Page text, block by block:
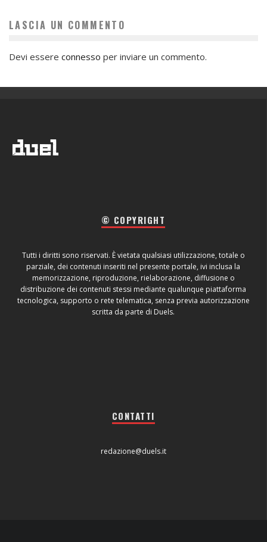
LASCIA UN COMMENTO
Devi essere connesso per inviare un commento.
© COPYRIGHT
Tutti i diritti sono riservati. È vietata qualsiasi utilizzazione, totale o
parziale, dei contenuti inseriti nel presente portale, ivi inclusa la
memorizzazione, riproduzione, rielaborazione, diffusione o
distribuzione dei contenuti stessi mediante qualunque piattaforma
tecnologica, supporto o rete telematica, senza previa autorizzazione
scritta da parte di Duels.
CONTATTI
redazione@duels.it